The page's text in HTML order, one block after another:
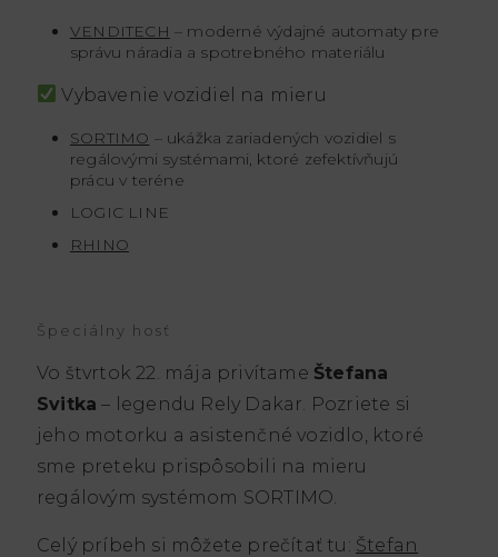
VENDITECH – moderné výdajné automaty pre
správu náradia a spotrebného materiálu
Vybavenie vozidiel na mieru
SORTIMO – ukážka zariadených vozidiel s
regálovými systémami, ktoré zefektívňujú
prácu v teréne
LOGIC LINE
RHINO
Špeciálny hosť
Vo štvrtok 22. mája privítame Štefana
Svitka – legendu Rely Dakar. Pozriete si
jeho motorku a asistenčné vozidlo, ktoré
sme preteku prispôsobili na mieru
regálovým systémom SORTIMO.
Celý príbeh si môžete prečítať tu: Štefan